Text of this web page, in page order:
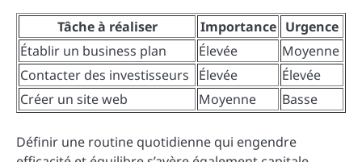
Tâche à réaliser Importance Urgence
Établir un business plan
Élevée
Moyenne
Contacter des investisseurs
Élevée
Élevée
Créer un site web
Moyenne Basse
Définir une routine quotidienne qui engendre